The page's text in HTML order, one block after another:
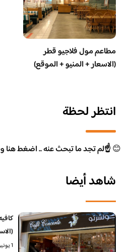
مطاعم مول فلاجيو قطر
(الاسعار + المنيو + الموقع)
انتظر لحظة
😊☝️لم تجد ما تبحث عنه .. اضغط هنا
شاهد أيضا
1 يونيو، 2022